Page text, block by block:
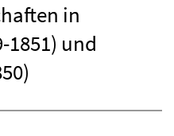
in
1851) und